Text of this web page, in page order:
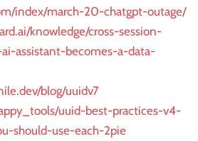
index/march-20-chatgpt-outage/
knowledge/cross-session-
assistant-becomes-a-data-
blog/uuidv7
uuid-best-practices-v4-
should-use-each-2pie